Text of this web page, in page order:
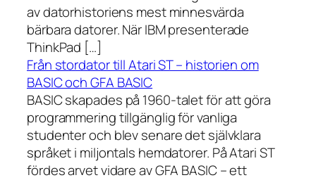
av datorhistoriens mest minnesvärda
bärbara datorer. När IBM presenterade
ThinkPad […]
Från stordator till Atari ST – historien om
BASIC och GFA BASIC
BASIC skapades på 1960-talet för att göra
programmering tillgänglig för vanliga
studenter och blev senare det självklara
språket i miljontals hemdatorer. På Atari ST
fördes arvet vidare av GFA BASIC – ett